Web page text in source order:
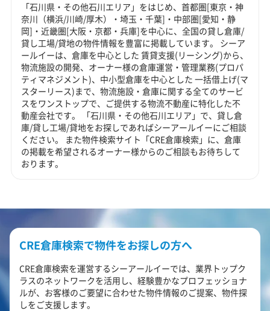
「石川県・その他石川エリア」をはじめ、首都圏[東京・神
奈川（横浜/川崎/厚木）・埼玉・千葉]・中部圏[愛知・静
岡]・近畿圏[大阪・京都・兵庫]を中心に、全国の貸し倉庫/
貸し工場/貸地の物件情報を豊富に掲載しています。 シーア
ールイーは、倉庫を中心とした 賃貸支援(リーシング)から、
物流施設の開発、オーナー様の倉庫運営・管理業務(プロパ
ティマネジメント)、中小型倉庫を中心とした 一括借上げ(マ
スターリース)まで、物流施設・倉庫に関する全てのサービ
スをワンストップで、ご提供する物流不動産に特化した不
動産会社です。 「石川県・その他石川エリア」で、貸し倉
庫/貸し工場/貸地をお探しであればシーアールイーにご相談
ください。 また物件検索サイト「CRE倉庫検索」に、倉庫
の掲載を希望されるオーナー様からのご相談もお待ちして
おります。
CRE倉庫検索で物件をお探しの方へ
CRE倉庫検索を運営するシーアールイーでは、業界トップク
ラスのネットワークを活用し、経験豊かなプロフェッショナ
ルが、お客様のご要望に合わせた物件情報のご提案、物件探
しをご支援します。